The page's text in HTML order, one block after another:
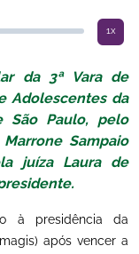
1x
da 3ª Vara de
Adolescentes da
São Paulo, pelo
Sampaio
juíza Laura de
à presidência da
após vencer a